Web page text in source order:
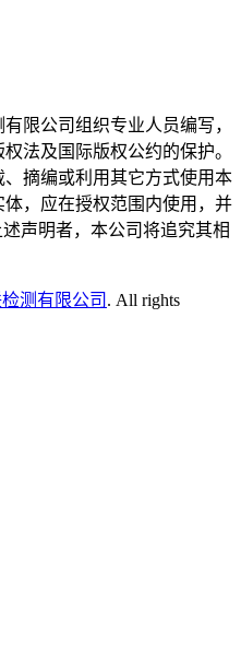
限公司组织专业人员编写，
法及国际版权公约的保护。
摘编或利用其它方式使用本
，应在授权范围内使用，并
声明者，本公司将追究其相
测有限公司 . All rights